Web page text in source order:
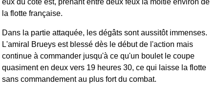
la flotte française.
Dans la partie attaquée, les dégâts sont aussitôt immenses.
L'amiral Brueys est blessé dès le début de l'action mais
continue à commander jusqu'à ce qu'un boulet le coupe
quasiment en deux vers 19 heures 30, ce qui laisse la flotte
sans commandement au plus fort du combat.